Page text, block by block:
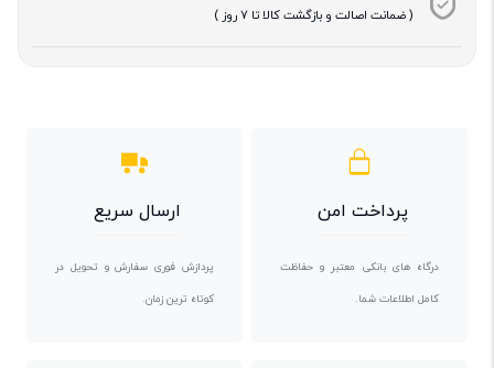
( ضمانت اصالت و بازگشت کالا تا 7 روز )
پرداخت امن
درگاه های بانکی معتبر و حفاظت
کامل اطلاعات شما.
ارسال سریع
پردازش فوری سفارش و تحویل در
کوتاه ترین زمان.